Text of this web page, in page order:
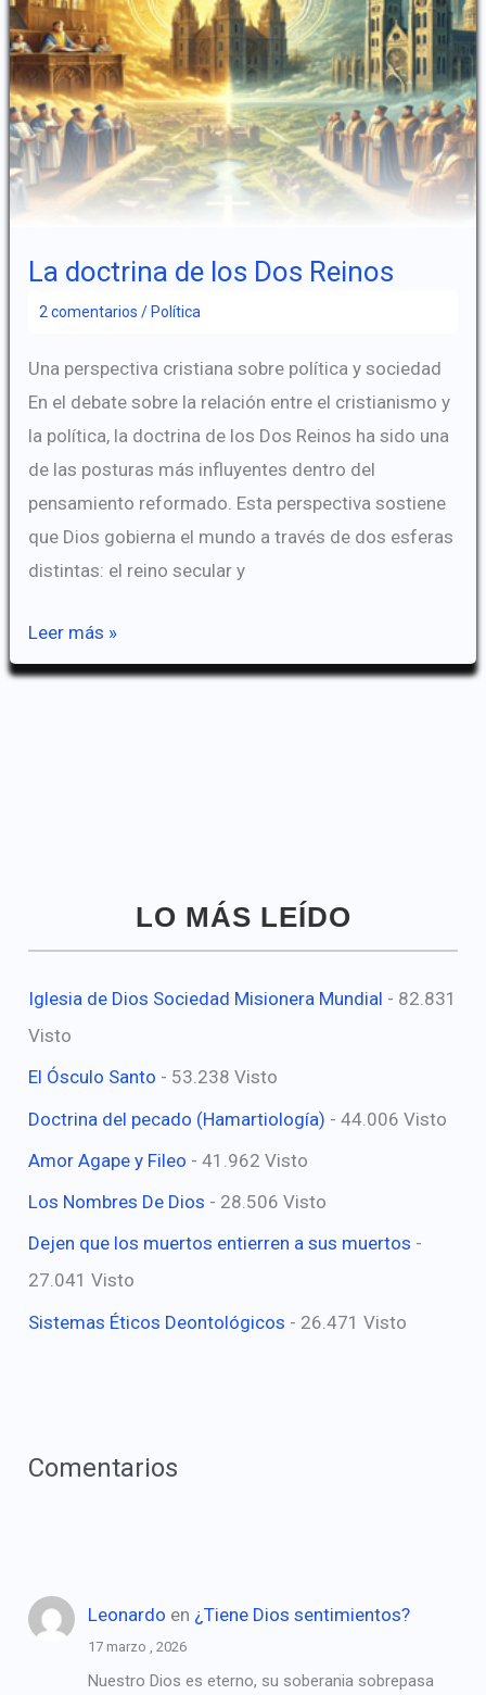
La doctrina de los Dos Reinos
2 comentarios / Política
Una perspectiva cristiana sobre política y sociedad
En el debate sobre la relación entre el cristianismo y
la política, la doctrina de los Dos Reinos ha sido una
de las posturas más influyentes dentro del
pensamiento reformado. Esta perspectiva sostiene
que Dios gobierna el mundo a través de dos esferas
distintas: el reino secular y
La
doctrina
Leer más »
LO MÁS LEÍDO
Iglesia de Dios Sociedad Misionera Mundial - 82.831
Visto
El Ósculo Santo - 53.238 Visto
Doctrina del pecado (Hamartiología) - 44.006 Visto
Amor Agape y Fileo - 41.962 Visto
Los Nombres De Dios - 28.506 Visto
Dejen que los muertos entierren a sus muertos -
27.041 Visto
Sistemas Éticos Deontológicos - 26.471 Visto
Comentarios
Leonardo en ¿Tiene Dios sentimientos?
17 marzo , 2026
Nuestro Dios es eterno, su soberania sobrepasa